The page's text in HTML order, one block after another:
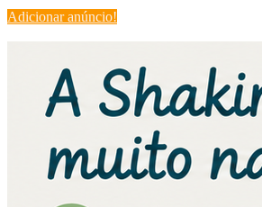
Adicionar anúncio!